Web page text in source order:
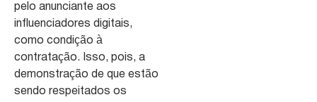
pelo anunciante aos
influenciadores digitais,
como condição à
contratação. Isso, pois, a
demonstração de que estão
sendo respeitados os